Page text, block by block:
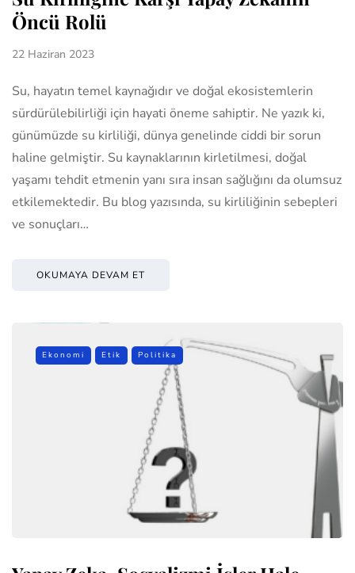
Öncü Rolü
22 Haziran 2023
Su, hayatın temel kaynağıdır ve doğal ekosistemlerin
sürdürülebilirliği için hayati öneme sahiptir. Ne yazık ki,
günümüzde su kirliliği, dünya genelinde ciddi bir sorun
haline gelmiştir. Su kaynaklarının kirletilmesi, doğal
yaşamı tehdit etmenin yanı sıra insan sağlığını da olumsuz
etkilemektedir. Bu blog yazısında, su kirliliğinin sebepleri
ve sonuçları…
OKUMAYA DEVAM ET
Ekonomi Etik Politika